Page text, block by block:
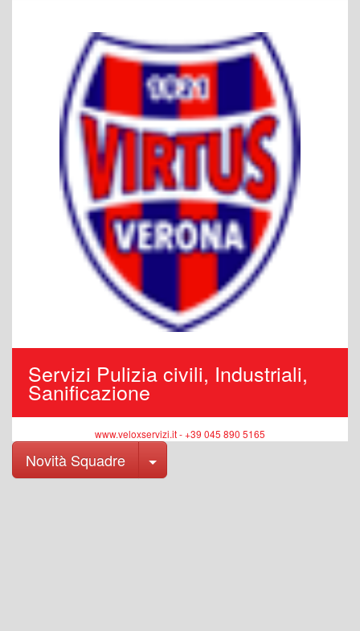
Servizi Pulizia civili, Industriali,
Sanificazione
www.veloxservizi.it - +39 045 890 5165
Novità Squadre Toggle Dropdown